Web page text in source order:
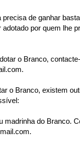
precisa de ganhar
adotado por quem lhe
o Branco,
o Branco, existem
madrinha do Branco.